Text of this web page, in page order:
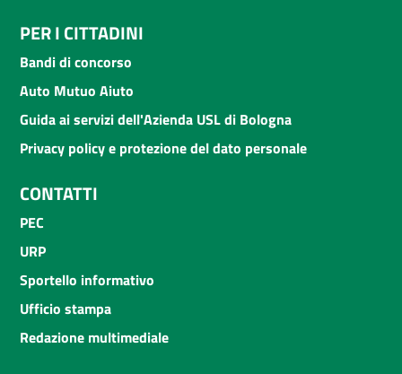
PER I CITTADINI
Bandi di concorso
Auto Mutuo Aiuto
Guida ai servizi dell'Azienda USL di Bologna
Privacy policy e protezione del dato personale
CONTATTI
PEC
URP
Sportello informativo
Ufficio stampa
Redazione multimediale